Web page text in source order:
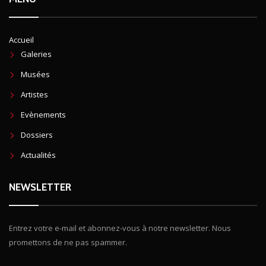
Accueil
Galeries
Musées
Artistes
Evènements
Dossiers
Actualités
NEWSLETTER
Entrez votre e-mail et abonnez-vous à notre newsletter. Nous
promettons de ne pas spammer.